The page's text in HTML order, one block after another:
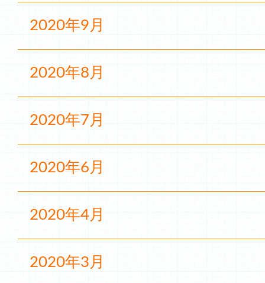
2020年9月
2020年8月
2020年7月
2020年6月
2020年4月
2020年3月